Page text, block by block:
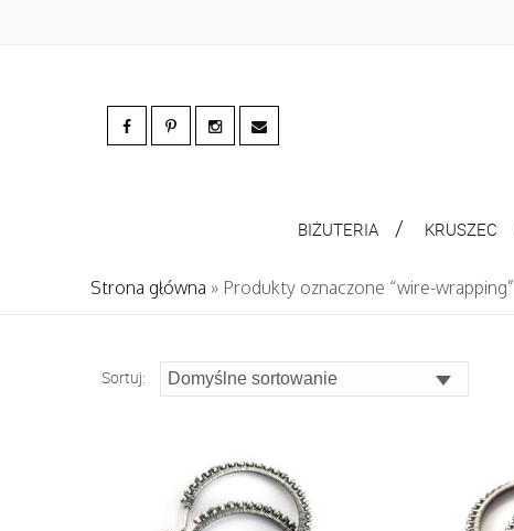
BIŻUTERIA KRUSZEC
Strona główna » Produkty oznaczone “wire-wrapping”
Sortuj: